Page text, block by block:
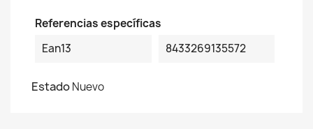
Referencias específicas
Ean13
8433269135572
EstadoNuevo